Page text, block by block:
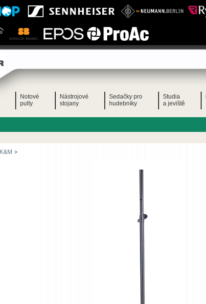
K&M
Notové
pulty
Nástrojové
stojany
Sedačky pro
hudebníky
Studia
a jeviště